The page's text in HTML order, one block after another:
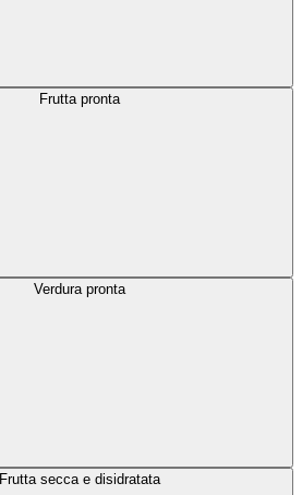
Frutta pronta
Verdura pronta
Frutta secca e disidratata